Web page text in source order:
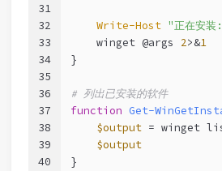
31
32
33
34
35
36
37
38
39
40
Write-Host "正在安装:
    winget @args
2>&1
}
# 列出已安装的软件
function Get-
$output = winget
$output
}